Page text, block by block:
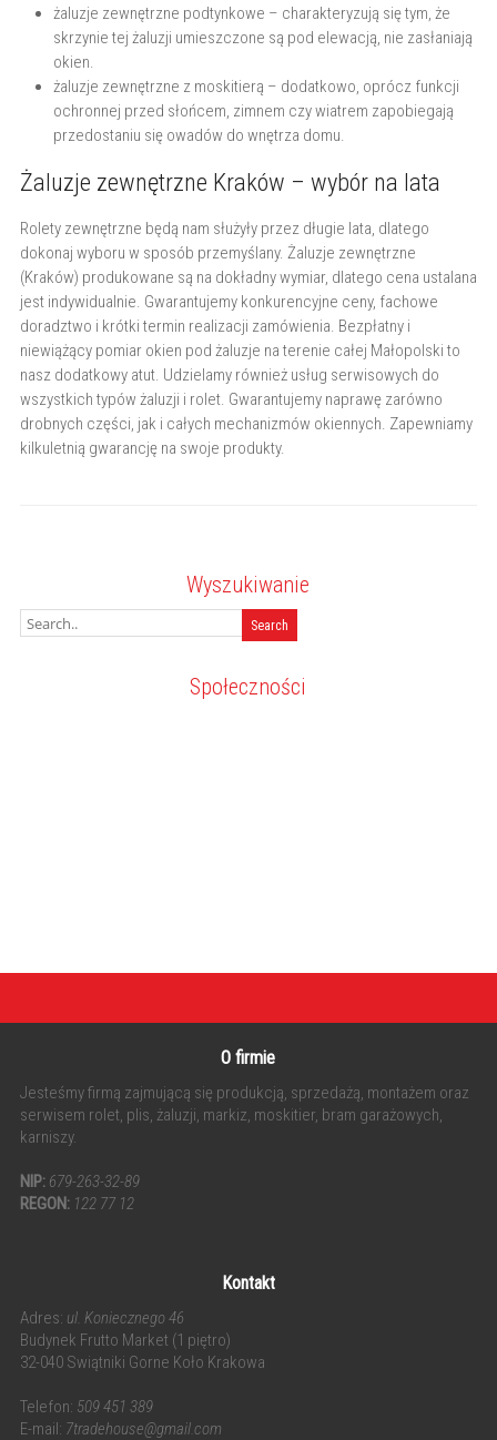
żaluzje zewnętrzne podtynkowe – charakteryzują się tym, że
skrzynie tej żaluzji umieszczone są pod elewacją, nie zasłaniają
okien.
żaluzje zewnętrzne z moskitierą – dodatkowo, oprócz funkcji
ochronnej przed słońcem, zimnem czy wiatrem zapobiegają
przedostaniu się owadów do wnętrza domu.
Żaluzje zewnętrzne Kraków – wybór na lata
Rolety zewnętrzne będą nam służyły przez długie lata, dlatego
dokonaj wyboru w sposób przemyślany. Żaluzje zewnętrzne
(Kraków) produkowane są na dokładny wymiar, dlatego cena ustalana
jest indywidualnie. Gwarantujemy konkurencyjne ceny, fachowe
doradztwo i krótki termin realizacji zamówienia. Bezpłatny i
niewiążący pomiar okien pod żaluzje na terenie całej Małopolski to
nasz dodatkowy atut. Udzielamy również usług serwisowych do
wszystkich typów żaluzji i rolet. Gwarantujemy naprawę zarówno
drobnych części, jak i całych mechanizmów okiennych. Zapewniamy
kilkuletnią gwarancję na swoje produkty.
Wyszukiwanie
Społeczności
O firmie
Jesteśmy firmą zajmującą się produkcją, sprzedażą, montażem oraz
serwisem rolet, plis, żaluzji, markiz, moskitier, bram garażowych,
karniszy.
NIP: 679-263-32-89
REGON: 122 77 12
Kontakt
Adres: ul. Koniecznego 46
Budynek Frutto Market (1 piętro)
32-040 Swiątniki Gorne Koło Krakowa
Telefon: 509 451 389
E-mail: 7tradehouse@gmail.com